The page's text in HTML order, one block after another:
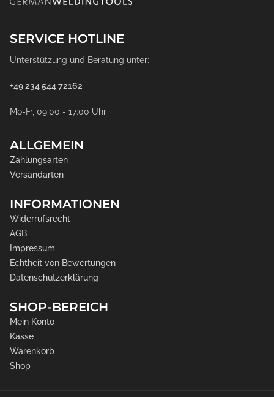
SERVICE HOTLINE
Unterstützung und Beratung unter:
+49 234 544 72162
Mo-Fr, 09:00 - 17:00 Uhr
ALLGEMEIN
Zahlungsarten
Versandarten
INFORMATIONEN
Widerrufsrecht
AGB
Impressum
Echtheit von Bewertungen
Datenschutzerklärung
SHOP-BEREICH
Mein Konto
Kasse
Warenkorb
Shop